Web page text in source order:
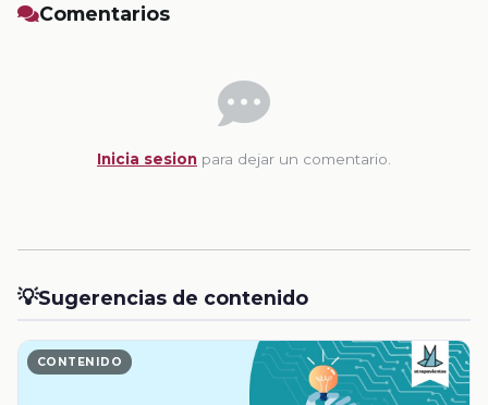
Comentarios
Inicia sesion para dejar un comentario.
💡Sugerencias de contenido
CONTENIDO